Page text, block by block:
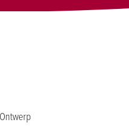
Ontwerp